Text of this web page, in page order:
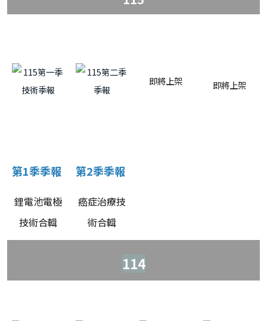
即將上架 即將上架
第1季季報
鋰電池電極
技術合輯
第2季季報
癌症治療技
術合輯
114